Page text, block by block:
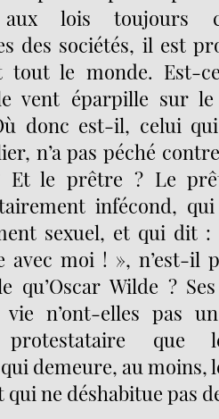
lois toujours
des sociétés, il est
tout le monde. Est-
vent éparpille sur
donc est-il, celui
n’a pas péché
Et le prêtre ? Le
infécond,
sexuel, et qui dit :
avec moi ! », n’est-il
qu’Oscar Wilde ?
n’ont-elles pas
protestataire que
demeure, au moins,
ne déshabitue pas